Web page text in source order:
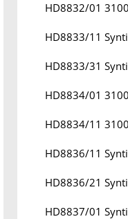
HD8832/01
HD8833/11
HD8833/31
HD8834/01
HD8834/11
HD8836/11
HD8836/21
HD8837/01